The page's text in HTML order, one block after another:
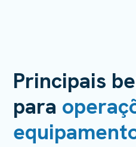
Principais
para